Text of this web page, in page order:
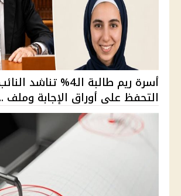
أسرة ريم طالبة الـ4%
التحفظ على أوراق الإجابة وملف